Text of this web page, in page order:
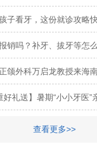
子看牙，这份就诊攻略
销吗？补牙、拔牙等怎
颌外科万启龙教授来海
好礼送】暑期“小小牙医”
查看更多>>